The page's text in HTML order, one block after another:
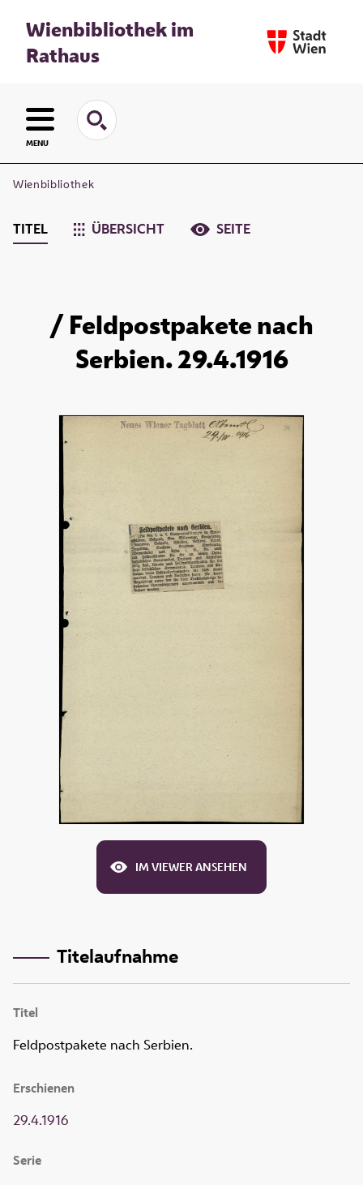
Wienbibliothek im
Rathaus
MENU
Wienbibliothek
TITEL ÜBERSICHT SEITE
/ Feldpostpakete nach
Serbien. 29.4.1916
IM VIEWER ANSEHEN
Titelaufnahme
Titel
Feldpostpakete nach Serbien.
Erschienen
29.4.1916
Serie